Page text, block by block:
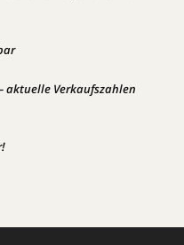
aktuelle Verkaufszahlen